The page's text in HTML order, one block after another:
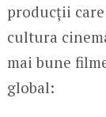
producții
cultura
mai bune
global: